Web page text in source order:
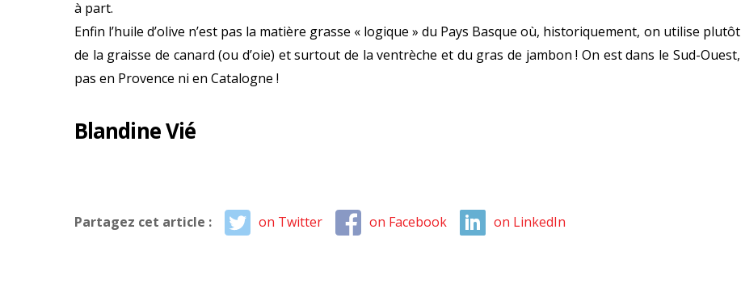
à part.
Enfin l’huile d’olive n’est pas la matière grasse « logique » du Pays Basque où, historiquement, on utilise plutôt
de la graisse de canard (ou d’oie) et surtout de la ventrèche et du gras de jambon ! On est dans le Sud-Ouest,
pas en Provence ni en Catalogne !
Blandine Vié
Partagez cet article : on Twitter on Facebook on LinkedIn